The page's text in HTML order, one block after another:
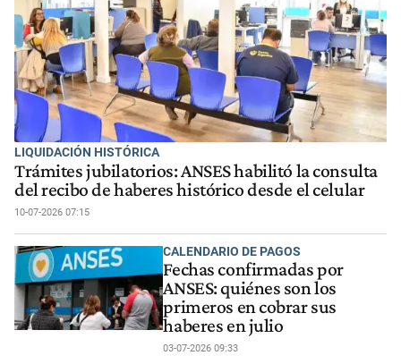
LIQUIDACIÓN HISTÓRICA
Trámites jubilatorios: ANSES habilitó la consulta
del recibo de haberes histórico desde el celular
10-07-2026 07:15
CALENDARIO DE PAGOS
Fechas confirmadas por
ANSES: quiénes son los
primeros en cobrar sus
haberes en julio
03-07-2026 09:33